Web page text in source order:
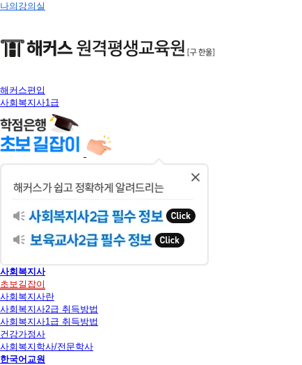
나의강의실
해커스편입
사회복지사1급
사회복지사
초보길잡이
사회복지사란
사회복지사2급 취득방법
사회복지사1급 취득방법
건강가정사
사회복지학사/전문학사
한국어교원